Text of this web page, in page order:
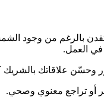
بالرغم من وجود
العمل.
وحسّن علاقاتك
أو تراجع معنوي وصحي.